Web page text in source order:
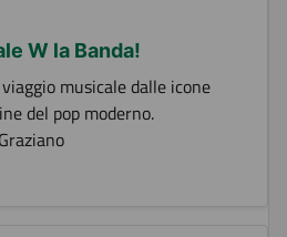
W la Banda!
musicale dalle icone
del pop moderno.